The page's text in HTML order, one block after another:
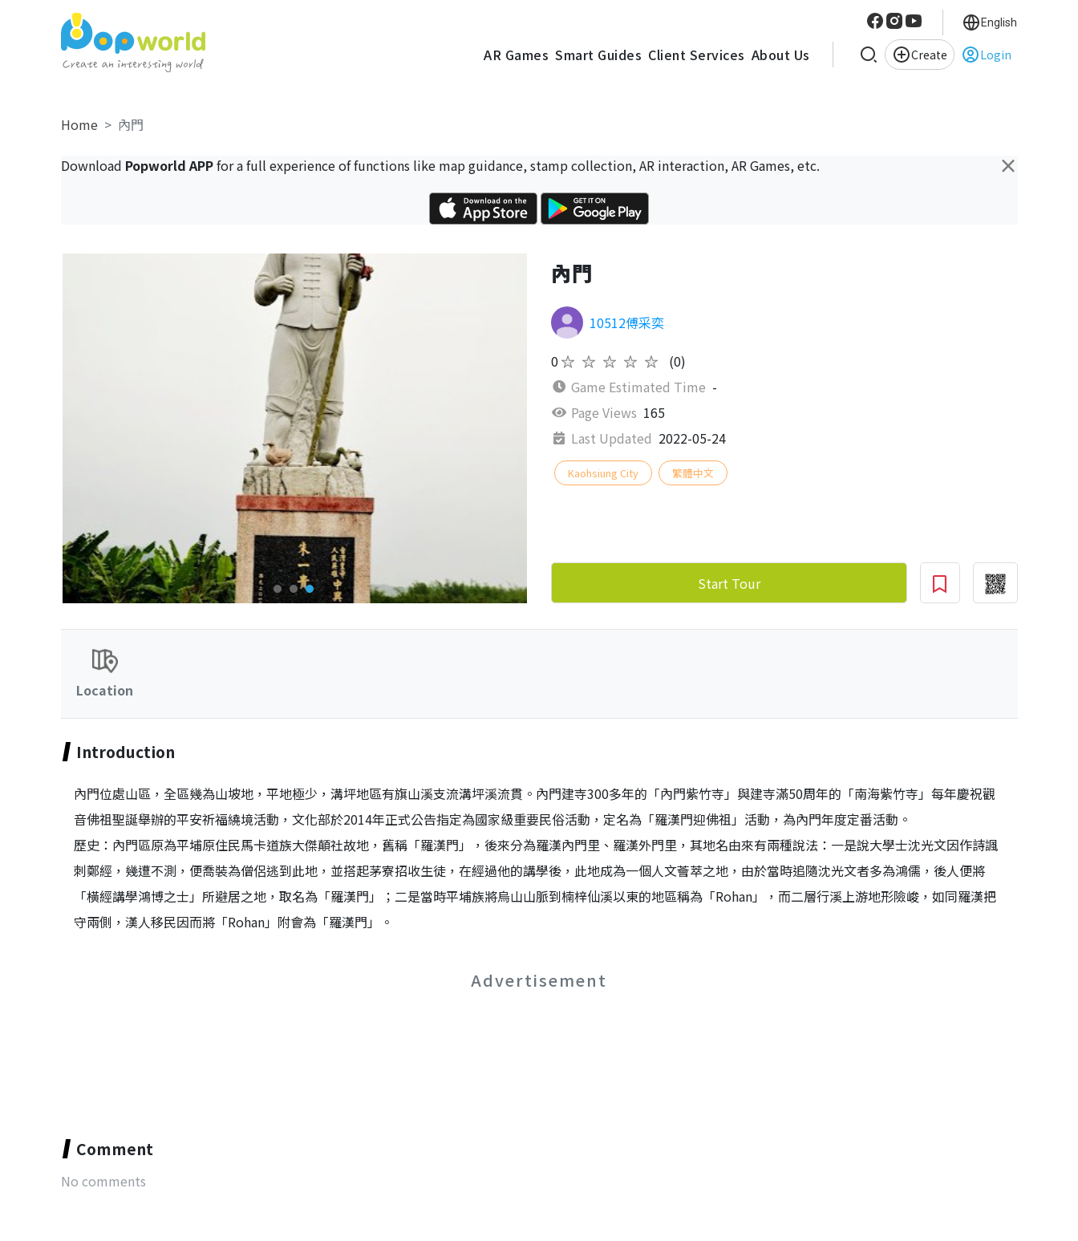
AR Games Smart Guides Client Services About Us Create Login
English
Home 內門
×
Download Popworld APPfor a full experience of functions like map guidance, stamp collection, AR interaction, AR Games, etc.
內門
10512傅采奕
0★★★★★
(0)
Game Estimated Time -
Page Views 165
Last Updated 2022-05-24
Kaohsiung City 繁體中文
Start Tour
Location
Introduction
內門位處山區，全區幾為山坡地，平地極少，溝坪地區有旗山溪支流溝坪溪流貫。內門建寺300多年的「內門紫竹寺」與建寺滿50周年的「南海紫竹寺」每年慶祝觀
音佛祖聖誕舉辦的平安祈福繞境活動，文化部於2014年正式公告指定為國家級重要民俗活動，定名為「羅漢門迎佛祖」活動，為內門年度定番活動。
歷史：內門區原為平埔原住民馬卡道族大傑顛社故地，舊稱「羅漢門」，後來分為羅漢內門里、羅漢外門里，其地名由來有兩種說法：一是說大學士沈光文因作詩諷
刺鄭經，幾遭不測，便喬裝為僧侶逃到此地，並搭起茅寮招收生徒，在經過他的講學後，此地成為一個人文薈萃之地，由於當時追隨沈光文者多為鴻儒，後人便將
「橫經講學鴻博之士」所避居之地，取名為「羅漢門」；二是當時平埔族將烏山山脈到楠梓仙溪以東的地區稱為「Rohan」，而二層行溪上游地形險峻，如同羅漢把
守兩側，漢人移民因而將「Rohan」附會為「羅漢門」。
Advertisement
Comment
No comments